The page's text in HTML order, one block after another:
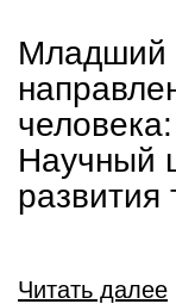
Младший
Научный
развития
Читать далее